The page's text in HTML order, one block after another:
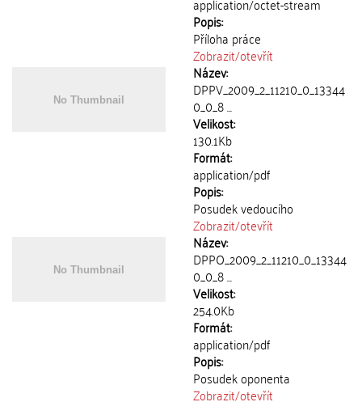
Popis:
Příloha práce
Zobrazit/otevřít
Název:
DPPV_2009_2_11210_0_13344
0_0_8 ...
Velikost:
130.1Kb
Formát:
application/pdf
Popis:
Posudek vedoucího
Zobrazit/otevřít
Název:
DPPO_2009_2_11210_0_13344
0_0_8 ...
Velikost:
254.0Kb
Formát:
application/pdf
Popis:
Posudek oponenta
Zobrazit/otevřít